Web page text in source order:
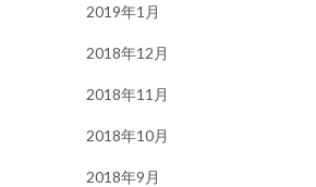
2019年1月
2018年12月
2018年11月
2018年10月
2018年9月